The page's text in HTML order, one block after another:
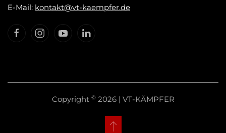
E-Mail: kontakt@vt-kaempfer.de
Copyright ©2026 | VT-KÄMPFER